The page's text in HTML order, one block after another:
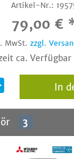
Artikel-Nr.:
79,00 €
MwSt. zzgl.
ca. Verfügbar
In
3